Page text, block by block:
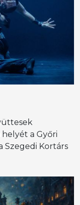
a Győri
Szegedi Kortárs